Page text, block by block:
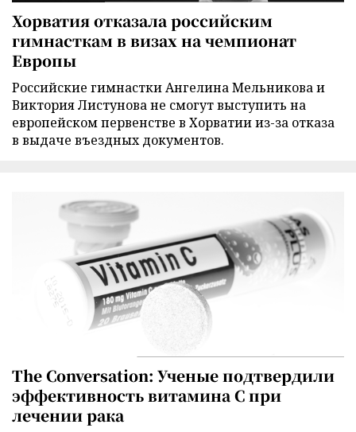
Хорватия отказала российским
гимнасткам в визах на чемпионат
Европы
Российские гимнастки Ангелина Мельникова и
Виктория Листунова не смогут выступить на
европейском первенстве в Хорватии из-за отказа
в выдаче въездных документов.
The Conversation: Ученые подтвердили
эффективность витамина C при
лечении рака